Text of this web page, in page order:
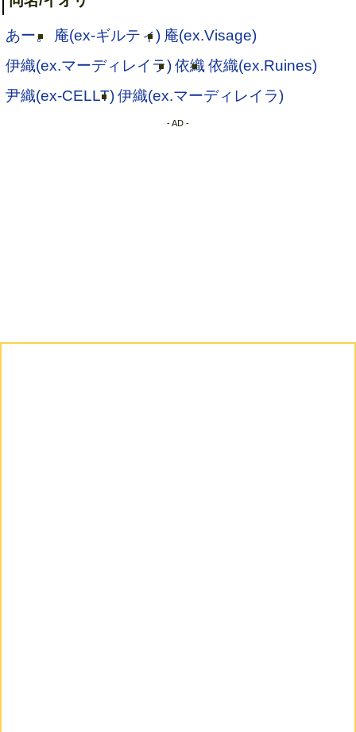
あー。 庵(ex-ギルティ) 庵(ex.Visage)
伊織(ex.マーディレイラ)依織依織(ex.Ruines)
尹織(ex-CELLT)伊織(ex.マーディレイラ)
- AD -